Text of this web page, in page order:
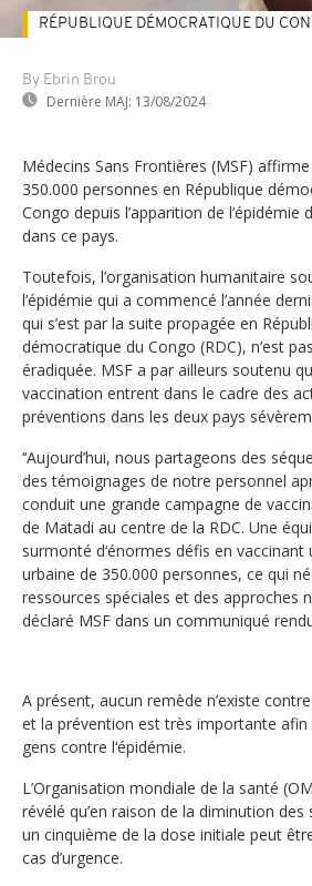
By Ebrin Brou
Dernière MAJ: 13/08/2024
RÉPUBLIQUE DÉMOCRATIQUE DU
Médecins Sans Frontières (MSF)
350.000 personnes en République
Congo depuis l’apparition de l‘épidémie
dans ce pays.
Toutefois, l’organisation humanitaire
l‘épidémie qui a commencé l’année
qui s’est par la suite propagée en
démocratique du Congo (RDC), n’est
éradiquée. MSF a par ailleurs soutenu
vaccination entrent dans le cadre des
préventions dans les deux pays
‘‘Aujourd’hui, nous partageons des
des témoignages de notre personnel
conduit une grande campagne de
de Matadi au centre de la RDC. Une
surmonté d‘énormes défis en vaccinant
urbaine de 350.000 personnes, ce qui
ressources spéciales et des approches
déclaré MSF dans un communiqué
A présent, aucun remède n’existe
et la prévention est très importante afin
gens contre l‘épidémie.
L’Organisation mondiale de la santé
révélé qu’en raison de la diminution des
un cinquième de la dose initiale peut
cas d’urgence.